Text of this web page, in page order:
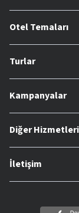
Otel Temaları
Turlar
Kampanyalar
Diğer
İletişim